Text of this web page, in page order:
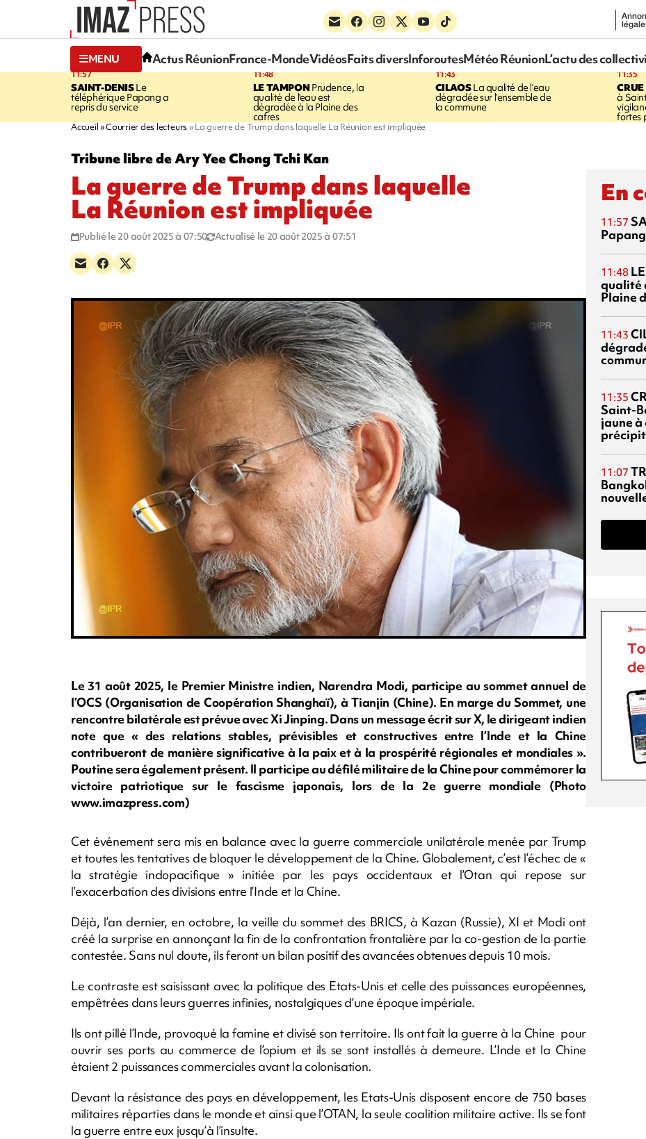
MENU Actus RéunionFrance-MondeVidéosFaits diversInforoutesMétéo RéunionL’actu des
11:57
SAINT-DENISLe
téléphérique Papang a
repris du service
11:48
LE TAMPONPrudence, la
qualité de l'eau est
dégradée à la Plaine des
cafres
11:43
CILAOSLa qualité de l’eau
dégradée sur l’ensemble de
la commune
11:35
CRUE
à
fortes
Accueil Courrier des lecteurs La guerre de Trump dans laquelle La Réunion est impliquée
Tribune libre de Ary Yee Chong Tchi Kan
La guerre de Trump dans laquelle
La Réunion est impliquée
Publié le 20 août 2025 à 07:50 Actualisé le 20 août 2025 à 07:51
Le 31 août 2025, le Premier Ministre indien, Narendra Modi, participe au sommet annuel de
l’OCS (Organisation de Coopération Shanghaï), à Tianjin (Chine). En marge du Sommet, une
rencontre bilatérale est prévue avec Xi Jinping. Dans un message écrit sur X, le dirigeant indien
note que « des relations stables, prévisibles et constructives entre l’Inde et la Chine
contribueront de manière significative à la paix et à la prospérité régionales et mondiales ».
Poutine sera également présent. Il participe au défilé militaire de la Chine pour commémorer la
victoire patriotique sur le fascisme japonais, lors de la 2e guerre mondiale (Photo
www.imazpress.com)
Cet événement sera mis en balance avec la guerre commerciale unilatérale menée par Trump
et toutes les tentatives de bloquer le développement de la Chine. Globalement, c’est l’échec de «
la stratégie indopacifique » initiée par les pays occidentaux et l’Otan qui repose sur
l’exacerbation des divisions entre l’Inde et la Chine.
Déjà, l’an dernier, en octobre, la veille du sommet des BRICS, à Kazan (Russie), XI et Modi ont
créé la surprise en annonçant la fin de la confrontation frontalière par la co-gestion de la partie
contestée. Sans nul doute, ils feront un bilan positif des avancées obtenues depuis 10 mois.
Le contraste est saisissant avec la politique des Etats-Unis et celle des puissances européennes,
empêtrées dans leurs guerres infinies, nostalgiques d’une époque impériale.
Ils ont pillé l’Inde, provoqué la famine et divisé son territoire. Ils ont fait la guerre à la Chine pour
ouvrir ses ports au commerce de l’opium et ils se sont installés à demeure. L’Inde et la Chine
étaient 2 puissances commerciales avant la colonisation.
Devant la résistance des pays en développement, les Etats-Unis disposent encore de 750 bases
militaires réparties dans le monde et ainsi que l’OTAN, la seule coalition militaire active. Ils se font
la guerre entre eux jusqu’à l’insulte.
En
11:57
11:48
qualité
Plaine
11:43
11:35
Saint-
jaune à
11:07